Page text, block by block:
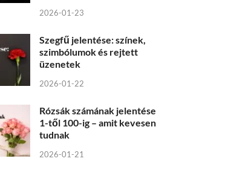
2026-01-23
Szegfű jelentése: színek,
szimbólumok és rejtett
üzenetek
2026-01-22
Rózsák számának jelentése
1-től 100-ig – amit kevesen
tudnak
2026-01-21